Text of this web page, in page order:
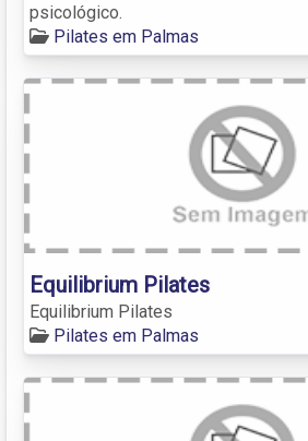
psicológico.
Pilates em Palmas
Equilibrium Pilates
Equilibrium Pilates
Pilates em Palmas